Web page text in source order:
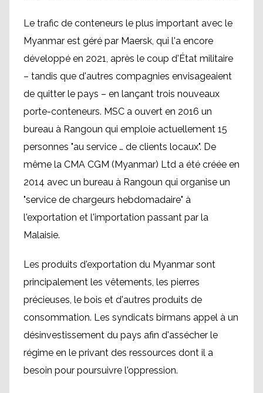
Le trafic de conteneurs le plus important avec le
Myanmar est géré par Maersk, qui l'a encore
développé en 2021, après le coup d'État militaire
– tandis que d'autres compagnies envisageaient
de quitter le pays – en lançant trois nouveaux
porte-conteneurs. MSC a ouvert en 2016 un
bureau à Rangoun qui emploie actuellement 15
personnes "au service … de clients locaux". De
même la CMA CGM (Myanmar) Ltd a été créée en
2014 avec un bureau à Rangoun qui organise un
"service de chargeurs hebdomadaire" à
l'exportation et l'importation passant par la
Malaisie.
Les produits d'exportation du Myanmar sont
principalement les vêtements, les pierres
précieuses, le bois et d'autres produits de
consommation. Les syndicats birmans appel à un
désinvestissement du pays afin d'assécher le
régime en le privant des ressources dont il a
besoin pour poursuivre l'oppression.